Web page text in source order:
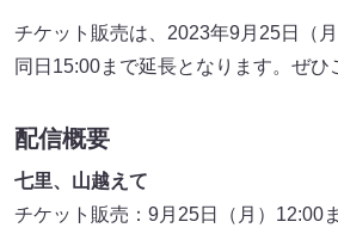
チケット販売は、2023年9月25日（
同日15:00まで延長となります。ぜひ
配信概要
七里、山越えて
チケット販売：9月25日（月）12:00